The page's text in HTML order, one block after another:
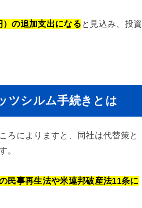
の追加支出になる と見込み、投資
ツシルム手続きとは
ろによりますと、同社は代替策と
。
民事再生法や米連邦破産法11条に